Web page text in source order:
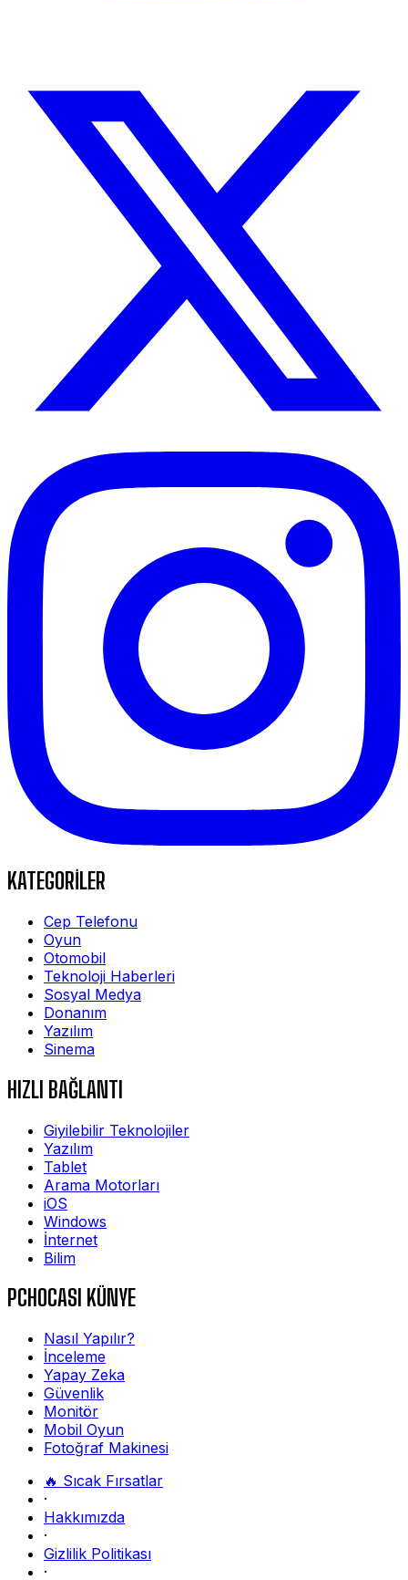
KATEGORİLER
Cep Telefonu
Oyun
Otomobil
Teknoloji Haberleri
Sosyal Medya
Donanım
Yazılım
Sinema
HIZLI BAĞLANTI
Giyilebilir Teknolojiler
Yazılım
Tablet
Arama Motorları
iOS
Windows
İnternet
Bilim
PCHOCASI KÜNYE
Nasıl Yapılır?
İnceleme
Yapay Zeka
Güvenlik
Monitör
Mobil Oyun
Fotoğraf Makinesi
🔥 Sıcak Fırsatlar
·
Hakkımızda
·
Gizlilik Politikası
·